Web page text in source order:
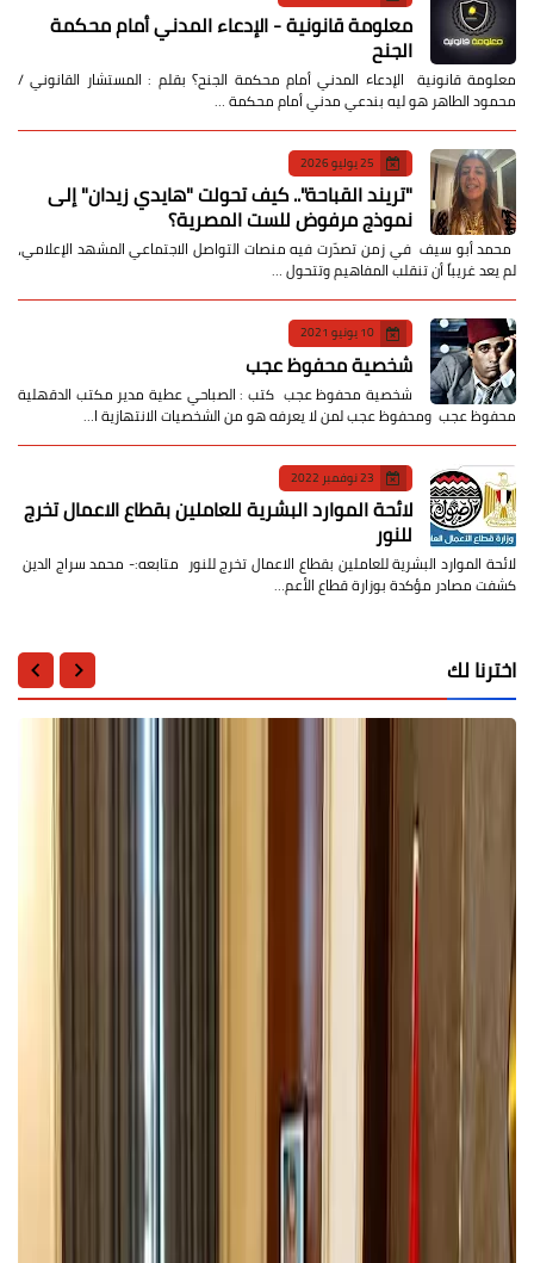
معلومة قانونية - الإدعاء المدني أمام محكمة
الجنح
معلومة قانونية الإدعاء المدني أمام محكمة الجنح؟ بقلم : المستشار القانوني /
محمود الطاهر هو ليه بندعي مدني أمام محكمة …
25 يوليو 2026
​"تريند القباحة".. كيف تحولت "هايدي زيدان" إلى
نموذج مرفوض للست المصرية؟
​ محمد أبو سيف ​في زمن تصدّرت فيه منصات التواصل الاجتماعي المشهد الإعلامي،
لم يعد غريباً أن تنقلب المفاهيم وتتحول …
10 يونيو 2021
شخصية محفوظ عجب
شخصية محفوظ عجب كتب : الصباحي عطية مدير مكتب الدقهلية
محفوظ عجب ومحفوظ عجب لمن لا يعرفه هو من الشخصيات الانتهازية ا…
23 نوفمبر 2022
لائحة الموارد البشرية للعاملين بقطاع الاعمال تخرج
للنور
لائحة الموارد البشرية للعاملين بقطاع الاعمال تخرج للنور متابعه:- محمد سراج الدين
كشفت مصادر مؤكدة بوزارة قطاع الأعم…
اخترنا لك